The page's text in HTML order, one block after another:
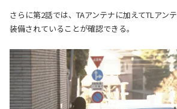
さらに第2話では、TAアンテナに加えてTLアン
装備されていることが確認できる。